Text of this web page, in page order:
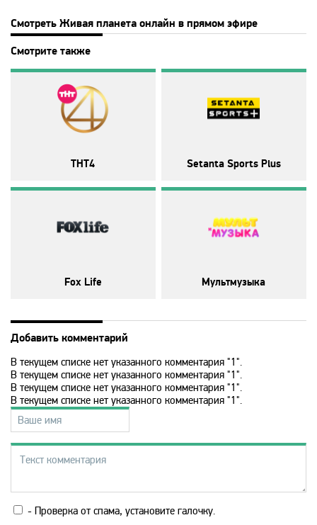
Europa Plus TV
Galaxy TV
History
History 2
Hollywood
ICTV
ID Xtra
Kazakh TV KZ
MTV 00s
Смотреть Живая планета онлайн в прямом эфире
Смотрите также
ТНТ4 Setanta Sports Plus
Fox Life Мультмузыка
Добавить комментарий
В текущем списке нет указанного комментария "1".
В текущем списке нет указанного комментария "1".
В текущем списке нет указанного комментария "1".
В текущем списке нет указанного комментария "1".
- Проверка от спама, установите галочку.